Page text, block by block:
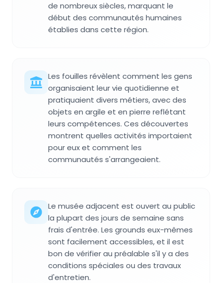
de nombreux siècles, marquant le
début des communautés humaines
établies dans cette région.
Les fouilles révèlent comment les gens
organisaient leur vie quotidienne et
pratiquaient divers métiers, avec des
objets en argile et en pierre reflétant
leurs compétences. Ces découvertes
montrent quelles activités importaient
pour eux et comment les
communautés s'arrangeaient.
Le musée adjacent est ouvert au public
la plupart des jours de semaine sans
frais d'entrée. Les grounds eux-mêmes
sont facilement accessibles, et il est
bon de vérifier au préalable s'il y a des
conditions spéciales ou des travaux
d'entretien.